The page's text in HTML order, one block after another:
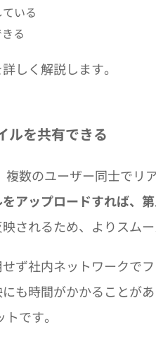
いる
る
しく解説します。
ルを共有できる
数のユーザー同士でリ
アップロードすれば、
されるため、よりスム
ず社内ネットワークで
も時間がかかることが
です。